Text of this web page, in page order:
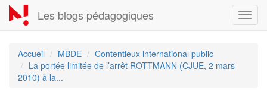
Aller
au
contenu
Les blogs pédagogiques
Accueil MBDE
Contentieux international public
La portée limitée de l’arrêt ROTTMANN (CJUE, 2 mars
2010) à la...